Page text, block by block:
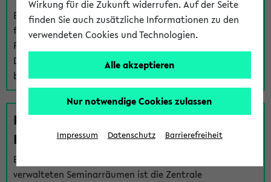
Bei Veranstaltungen mit eKVV Teilnahmemanagement
finden Sie eine Auskunft über die Personen, die Ihre
Platzzuteilung im eKVV eingetragen haben, auf der
Detailseite zum Teilnahmemanagement der
betreffenden Veranstaltung.
Fragen zu im eKVV verwalteten
Räumen
Bei Fragen zur Vergabe von Hörsälen und vom eKVV
verwalteten Seminarräumen ist die Zentrale
Wirkung für die Zukunft widerrufen. Auf der Seite
finden Sie auch zusätzliche Informationen zu den
verwendeten Cookies und Technologien.
Alle akzeptieren
Nur notwendige Cookies zulassen
Impressum Datenschutz Barrierefreiheit